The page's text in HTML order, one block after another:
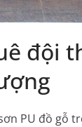
đội
PU đồ gỗ